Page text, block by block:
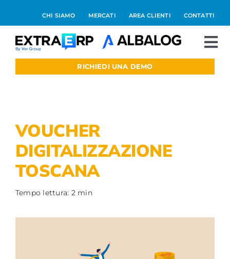
al
contenuto
CHI SIAMO MERCATI AREA CLIENTI CONTATTI
Extraerp Aree
Integrazioni
Blog
Preventivo online
RICHIEDI UNA DEMO
VOUCHER
DIGITALIZZAZIONE
TOSCANA
Tempo lettura: 2 min